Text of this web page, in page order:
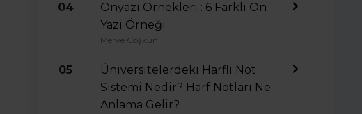
04
Önyazı Örnekleri : 6 Farklı Ön
Yazı Örneği
Merve Coşkun
05
Üniversitelerdeki Harfli Not
Sistemi Nedir? Harf Notları Ne
Anlama Gelir?